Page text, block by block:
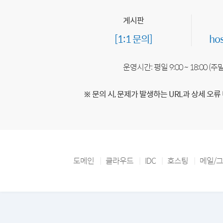
게시판
[1:1 문의]
운영시간: 평일 9:00 ~ 18:00 (주
※ 문의 시, 문제가 발생하는 URL과 상세 오
도메인 클라우드 IDC 호스팅 메일/